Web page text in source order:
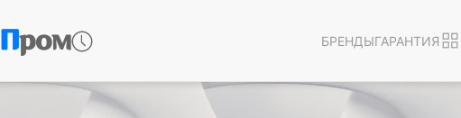
Пром БРЕНДЫГАРАНТИЯ